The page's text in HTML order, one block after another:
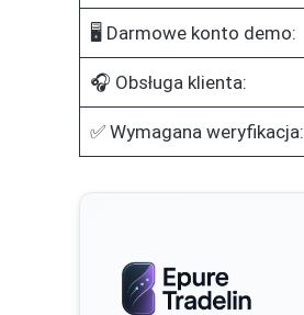
🖥️ Darmowe konto demo:
🎧 Obsługa klienta:
✅ Wymagana weryfikacja: